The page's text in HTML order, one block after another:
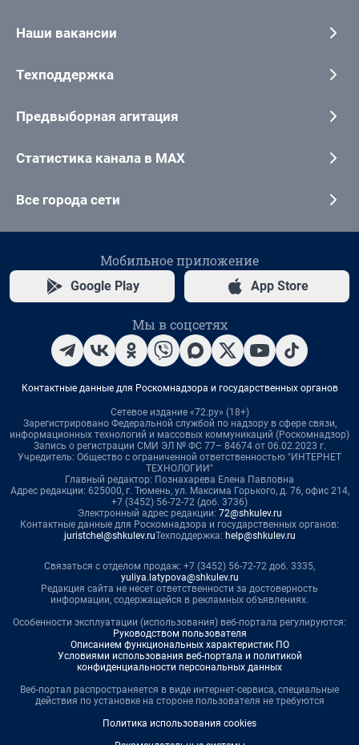
Наши вакансии
Техподдержка
Предвыборная агитация
Статистика канала в MAX
Все города сети
Мобильное приложение
Google Play App Store
Мы в соцсетях
Контактные данные для Роскомнадзора и государственных органов
Сетевое издание «72.ру» (18+)
Зарегистрировано Федеральной службой по надзору в сфере связи,
информационных технологий и массовых коммуникаций (Роскомнадзор)
Запись о регистрации СМИ ЭЛ № ФС 77– 84674 от 06.02.2023 г.
Учредитель: Общество с ограниченной ответственностью "ИНТЕРНЕТ
ТЕХНОЛОГИИ"
Главный редактор: Познахарева Елена Павловна
Адрес редакции: 625000, г. Тюмень, ул. Максима Горького, д. 76, офис 214,
+7 (3452) 56-72-72 (доб. 3736)
Электронный адрес редакции: 72@shkulev.ru
Контактные данные для Роскомнадзора и государственных органов:
juristchel@shkulev.ruТехподдержка: help@shkulev.ru
Связаться с отделом продаж: +7 (3452) 56-72-72 доб. 3335,
yuliya.latypova@shkulev.ru
Редакция сайта не несет ответственности за достоверность
информации, содержащейся в рекламных объявлениях.
Особенности эксплуатации (использования) веб-портала регулируются:
Руководством пользователя
Описанием функциональных характеристик ПО
Условиями использования веб-портала и политикой
конфиденциальности персональных данных
Веб-портал распространяется в виде интернет-сервиса, специальные
действия по установке на стороне пользователя не требуются
Политика использования cookies